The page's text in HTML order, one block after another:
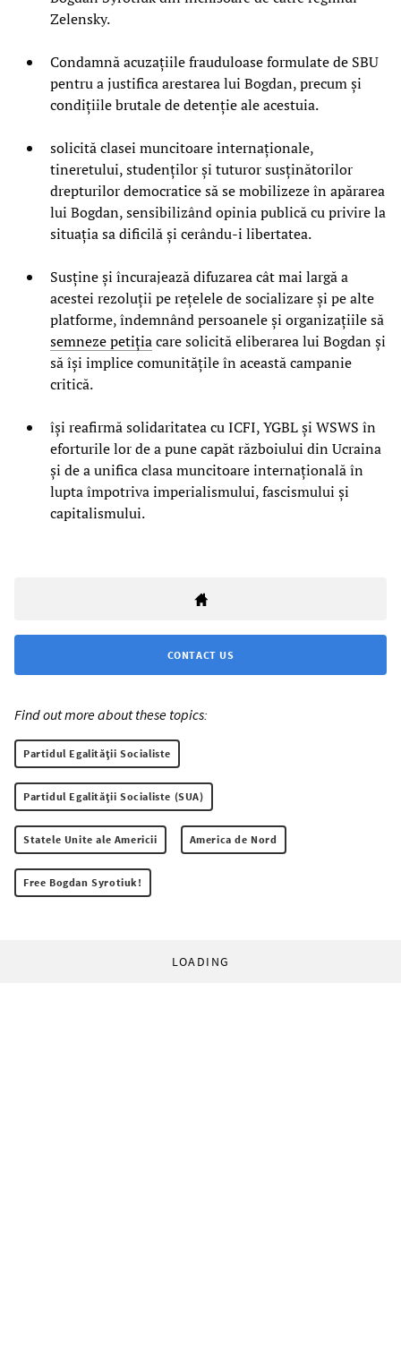
Zelensky.
Condamnă acuzațiile frauduloase formulate de SBU
pentru a justifica arestarea lui Bogdan, precum și
condițiile brutale de detenție ale acestuia.
solicită clasei muncitoare internaționale,
tineretului, studenților și tuturor susținătorilor
drepturilor democratice să se mobilizeze în apărarea
lui Bogdan, sensibilizând opinia publică cu privire la
situația sa dificilă și cerându-i libertatea.
Susține și încurajează difuzarea cât mai largă a
acestei rezoluții pe rețelele de socializare și pe alte
platforme, îndemnând persoanele și organizațiile să
semneze petițiacare solicită eliberarea lui Bogdan și
să își implice comunitățile în această campanie
critică.
își reafirmă solidaritatea cu ICFI, YGBL și WSWS în
eforturile lor de a pune capăt războiului din Ucraina
și de a unifica clasa muncitoare internațională în
lupta împotriva imperialismului, fascismului și
capitalismului.
CONTACT US
Find out more about these topics:
Partidul Egalităţii Socialiste
Partidul Egalităţii Socialiste (SUA)
Statele Unite ale Americii America de Nord
Free Bogdan Syrotiuk!
LOADING